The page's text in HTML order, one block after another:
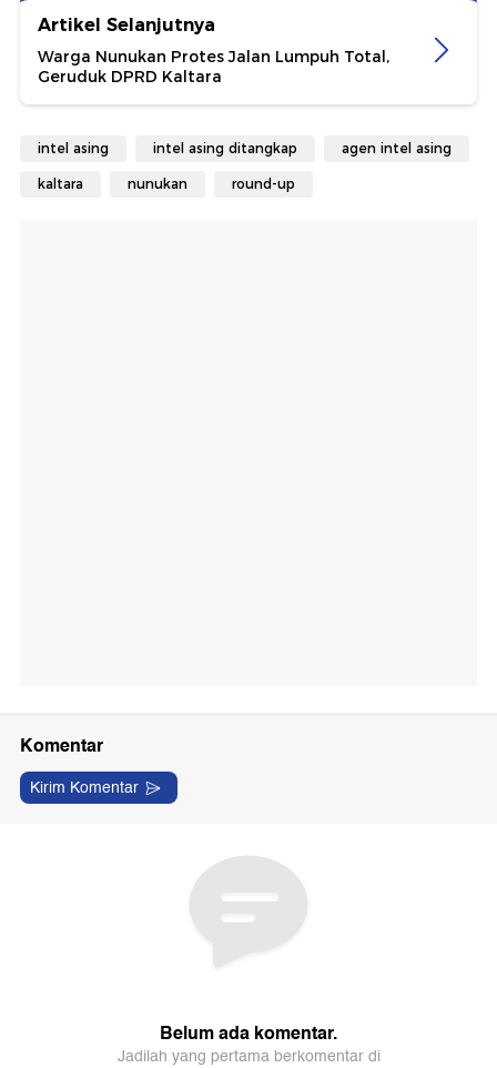
Artikel Selanjutnya
Warga Nunukan Protes Jalan Lumpuh Total,
Geruduk DPRD Kaltara
intel asing intel asing ditangkap agen intel asing
kaltara nunukan round-up